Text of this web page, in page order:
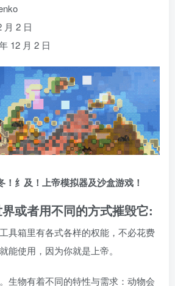
月 2 日
12 月 2 日
纟及！上帝模拟器及沙盒游戏！
或者用不同的方式摧毁它:
具箱里有各式各样的权能，不必花费
能使用，因为你就是上帝。
。生物有着不同的特性与需求：动物会